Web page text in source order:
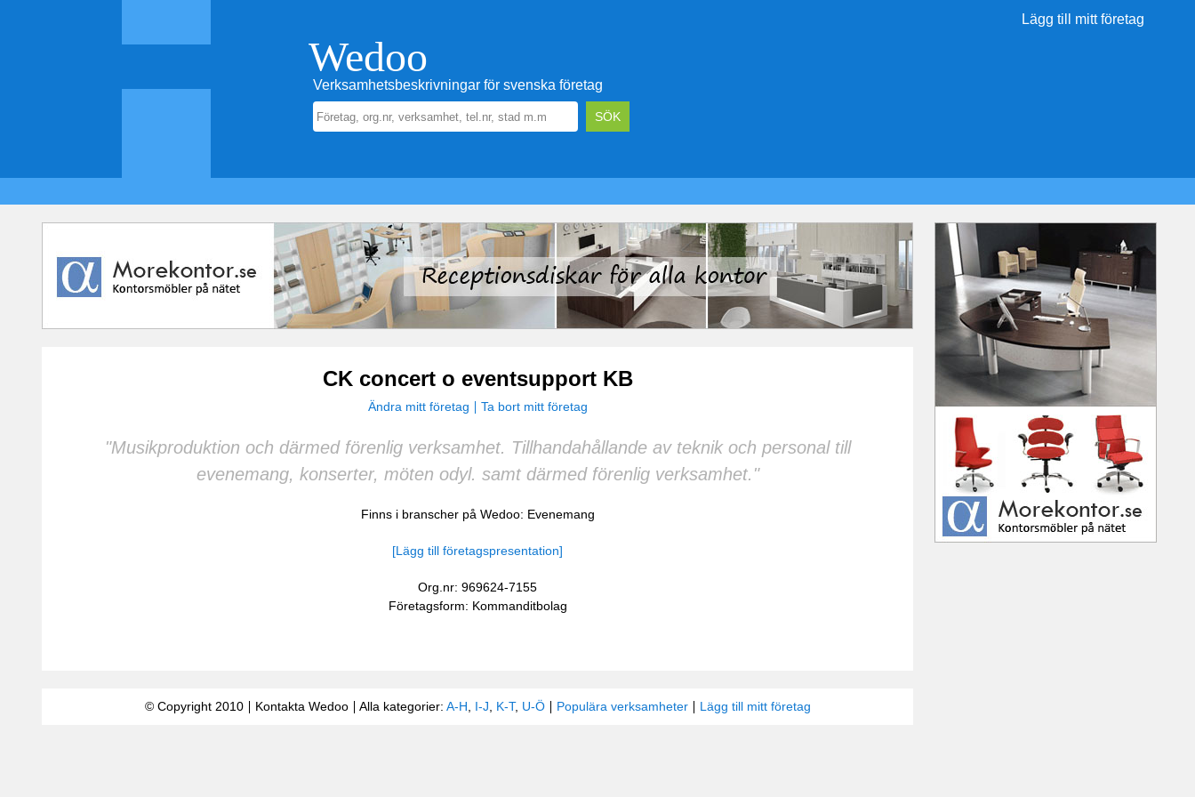
Lägg till mitt företag
Wedoo
Verksamhetsbeskrivningar för svenska företag
CK concert o eventsupport KB
Ändra mitt företag Ta bort mitt företag
"Musikproduktion och därmed förenlig verksamhet. Tillhandahållande av teknik och personal till
evenemang, konserter, möten odyl. samt därmed förenlig verksamhet."
Finns i branscher på Wedoo: Evenemang
[Lägg till företagspresentation]
Org.nr: 969624-7155
Företagsform: Kommanditbolag
© Copyright 2010 Kontakta Wedoo Alla kategorier: A-H I-J K-T, U-Ö Populära verksamheter Lägg till mitt företag